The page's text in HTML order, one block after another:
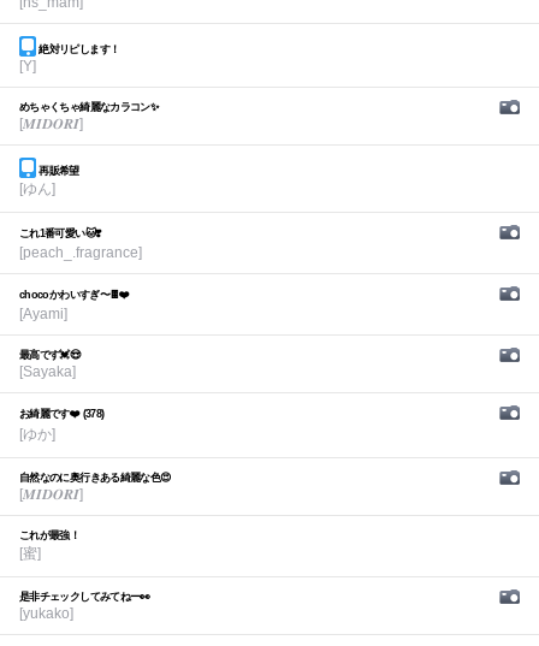
絶対リピします！
[Y]
めちゃくちゃ綺麗なカラコン✨
[𝑴𝑰𝑫𝑶𝑹𝑰]
再販希望
[ゆん]
これ1番可愛い🐱❣️
[peach_.fragrance]
chocoかわいすぎ〜🍫❤️
[Ayami]
最高です💓😍
[Sayaka]
お綺麗です❤️ (378)
[ゆか]
自然なのに奥行きある綺麗な色😍
[𝑴𝑰𝑫𝑶𝑹𝑰]
これが最強！
[蜜]
是非チェックしてみてねー👀
[yukako]